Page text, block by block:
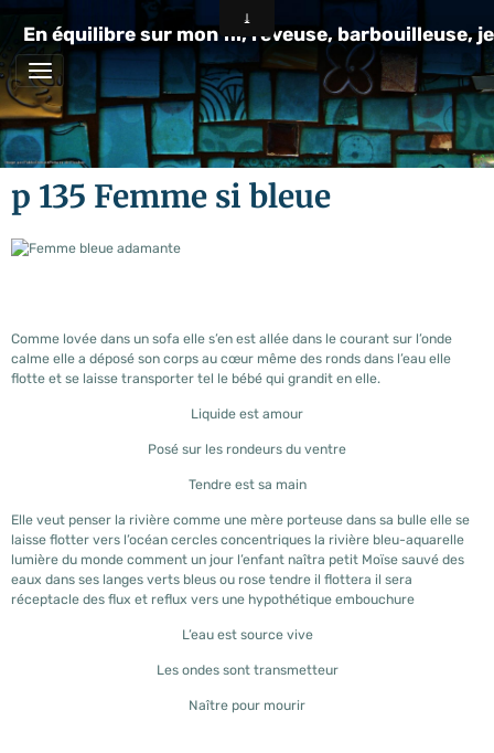
En équilibre sur mon fil, rêveuse, barbouilleuse,
p 135 Femme si bleue
Comme lovée dans un sofa elle s’en est allée dans le courant sur l’onde
calme elle a déposé son corps au cœur même des ronds dans l’eau elle
flotte et se laisse transporter tel le bébé qui grandit en elle.
Liquide est amour
Posé sur les rondeurs du ventre
Tendre est sa main
Elle veut penser la rivière comme une mère porteuse dans sa bulle elle se
laisse flotter vers l’océan cercles concentriques la rivière bleu-aquarelle
lumière du monde comment un jour l’enfant naîtra petit Moïse sauvé des
eaux dans ses langes verts bleus ou rose tendre il flottera il sera
réceptacle des flux et reflux vers une hypothétique embouchure
L’eau est source vive
Les ondes sont transmetteur
Naître pour mourir